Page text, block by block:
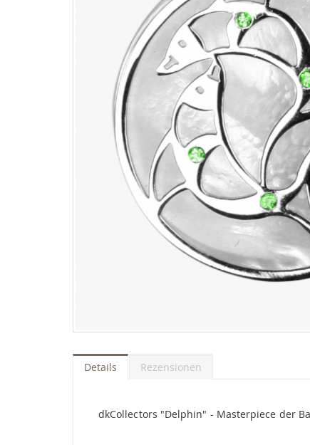
Anfang
derDetails
dkCollectors "Delphin" - Masterpiece der
Rezensionen